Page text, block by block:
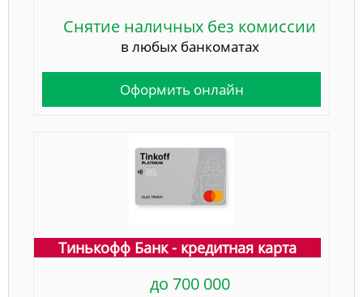
Снятие наличных без комиссии
в любых банкоматах
Оформить онлайн
Тинькофф Банк - кредитная карта
до 700 000